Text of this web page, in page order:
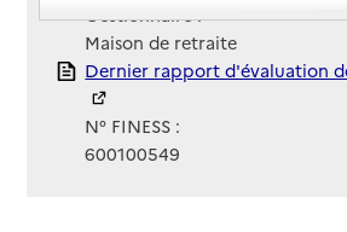
Gestionnaire :
Maison de retraite
Rapport HAS
Dernier rapport d'évaluation
N° FINESS :
600100549